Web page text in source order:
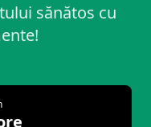
sănătos cu